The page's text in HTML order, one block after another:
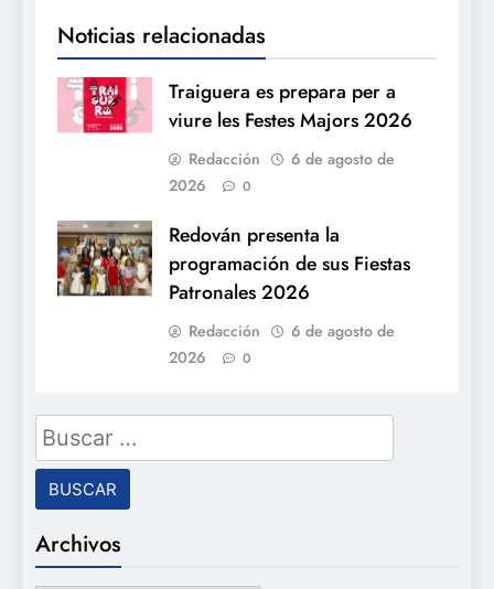
Noticias relacionadas
Traiguera es prepara per a
viure les Festes Majors 2026
Redacción
6 de agosto de
2026
0
Redován presenta la
programación de sus Fiestas
Patronales 2026
Redacción
6 de agosto de
2026
0
Buscar:
Archivos